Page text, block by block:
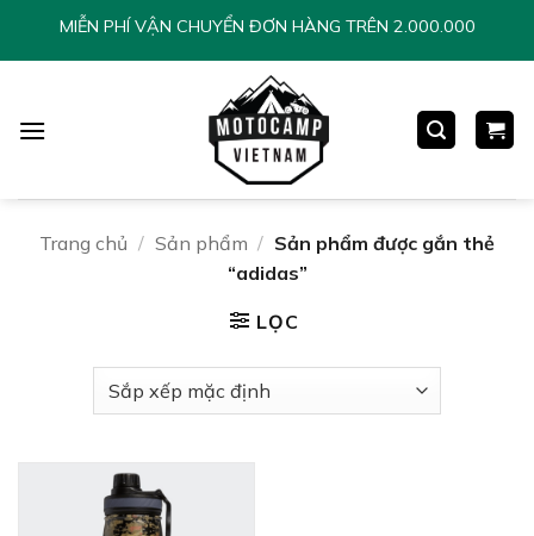
ChuyểnMIỄN PHÍ VẬN CHUYỂN ĐƠN HÀNG TRÊN 2.000.000
Trang chủ / Sản phẩm / Sản phẩm được gắn thẻ
“adidas”
LỌC